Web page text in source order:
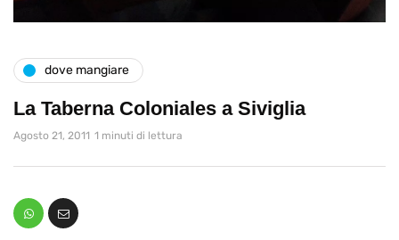
dove mangiare
La Taberna Coloniales a Siviglia
Agosto 21, 2011 1 minuti di lettura